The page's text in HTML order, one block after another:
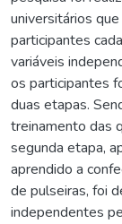
universitários
participantes
variáveis
os participantes
duas etapas.
treinamento das
segunda etapa,
aprendido a
de pulseiras, foi
independentes